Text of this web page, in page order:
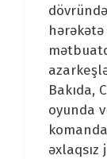
hərəkətə
Bakıda,
oyunda
əxlaqsız